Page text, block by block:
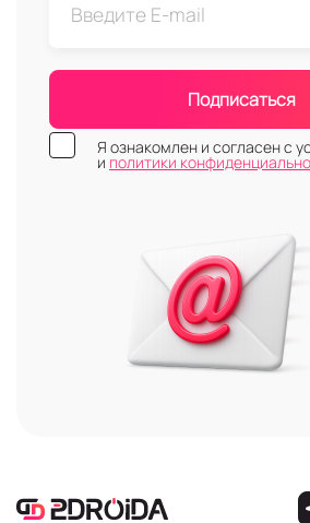
Подписаться
Я ознакомлен и согласен с
и политики